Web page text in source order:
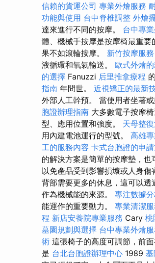
信賴的貨運公司 專業外燴服務
功能與使用 台中脊椎調整 外燴
達來進行不同的按摩。 台中專
體、機械手按摩是按摩椅最重要
果不如滾輪按摩。 新竹按摩服務
液循環和氧氣輸送。 歐式外燴
的選擇 Fanuzzi 后里推拿療程
指南 年問世。 近視矯正的最新
外部人工幹預。 當使用者坐著
胞證辦理指南 大多數電子按摩
型、應用位置和強度。 天母整
用內建電池運行的型號。 高雄
工的服務內容 卡式台胞證的申
的解決方案是簡單的按摩墊，
以免產品受到影響損壞或人身
背部需要更多的休息，這可以
作為機械能的來源。 專注數據
能運作的重要動力。 專業清潔
程 新店安養院專業服務 Cary 桃
墓園規劃與選擇 台中專業外燴
術 這張椅子的高度可調節，前
是 台北台胞證辦理中心 1989